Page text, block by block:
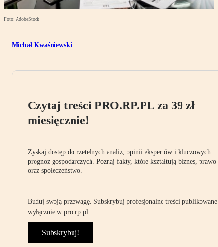
Foto: AdobeStock
Michał Kwaśniewski
Czytaj treści PRO.RP.PL za 39 zł
miesięcznie!
Zyskaj dostęp do rzetelnych analiz, opinii ekspertów i kluczowych
prognoz gospodarczych. Poznaj fakty, które kształtują biznes, prawo
oraz społeczeństwo.
Buduj swoją przewagę. Subskrybuj profesjonalne treści publikowane
wyłącznie w pro.rp.pl.
Subskrybuj!